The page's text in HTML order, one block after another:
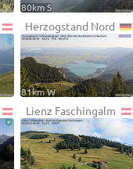
80km S
Herzogstand Nord
81km W
Lienz Faschingalm